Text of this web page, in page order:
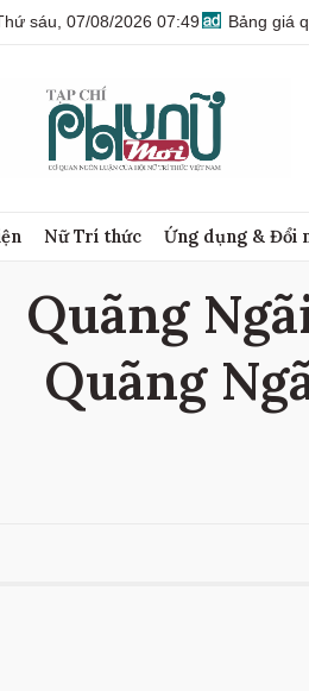
sáu, 07/08/2026 07:49 Bảng giá
Nữ Trí thức Ứng dụng & Đổi
Quãng
Quãng